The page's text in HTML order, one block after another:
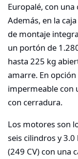
Europalé, con
Además, en la
de montaje
un portón de
hasta 225 kg
amarre. En
impermeable con
con cerradura.
Los motores son
seis cilindros y 3.0
(249 CV) con una